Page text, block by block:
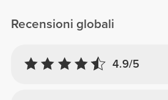
Recensioni globali
4.9/5